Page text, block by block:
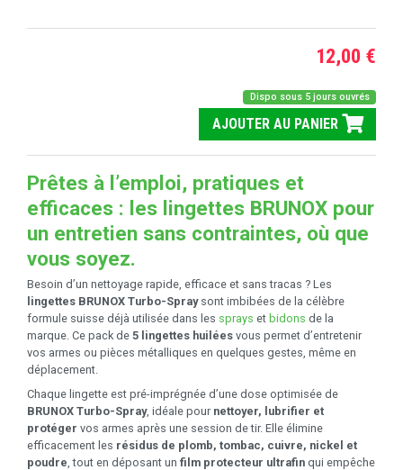
12,00 €
Dispo sous 5 jours ouvrés
AJOUTER AU PANIER
Prêtes à l’emploi, pratiques et
efficaces : les lingettes BRUNOX pour
un entretien sans contraintes, où que
vous soyez.
Besoin d’un nettoyage rapide, efficace et sans tracas ? Les
lingettes BRUNOX Turbo-Spraysont imbibées de la célèbre
formule suisse déjà utilisée dans les sprays et bidons de la
marque. Ce pack de 5 lingettes huilées vous permet d’entretenir
vos armes ou pièces métalliques en quelques gestes, même en
déplacement.
Chaque lingette est pré-imprégnée d’une dose optimisée de
BRUNOX Turbo-Spray, idéale pour nettoyer, lubrifier et
protéger vos armes après une session de tir. Elle élimine
efficacement les résidus de plomb, tombac, cuivre, nickel et
poudre , tout en déposant un film protecteur ultrafin qui empêche